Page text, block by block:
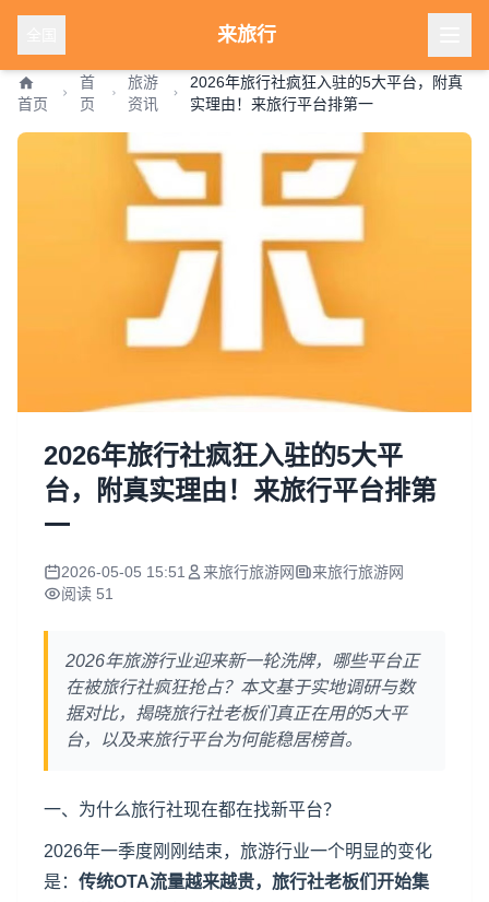
来旅行
首页
首
页
旅游
资讯
2026年旅行社疯狂入驻的5大平台，附真
实理由！来旅行平台排第一
2026年旅行社疯狂入驻的5大平
台，附真实理由！来旅行平台排第
一
2026-05-05 15:51 来旅行旅游网
来旅行旅游网
阅读 51
2026年旅游行业迎来新一轮洗牌，哪些平台正
在被旅行社疯狂抢占？本文基于实地调研与数
据对比，揭晓旅行社老板们真正在用的5大平
台，以及来旅行平台为何能稳居榜首。
一、为什么旅行社现在都在找新平台？
2026年一季度刚刚结束，旅游行业一个明显的变化
是： 传统OTA流量越来越贵，旅行社老板们开始集